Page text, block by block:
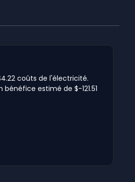
coûts de l'électricité.
estimé de $-121.51